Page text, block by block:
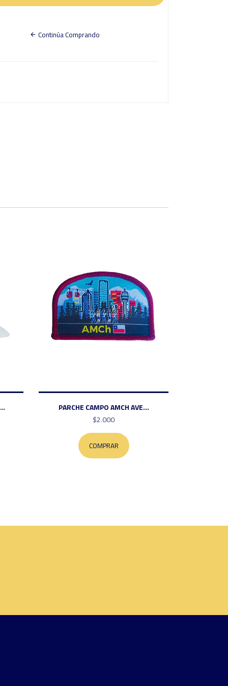
Continúa Comprando
PARCHE CAMPO AMCH AVE...
$2.000
COMPRAR